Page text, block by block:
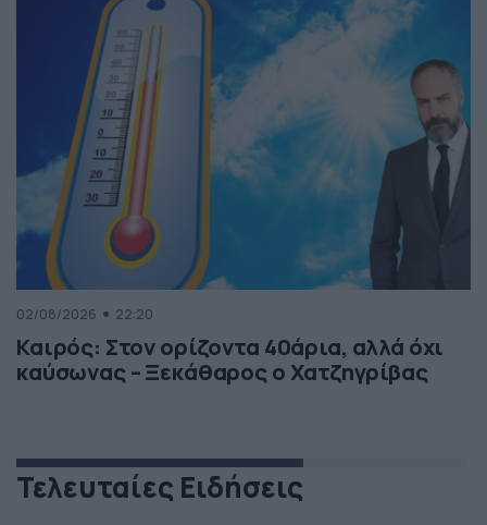
02/08/2026 22:20
Καιρός: Στον ορίζοντα 40άρια, αλλά όχι
καύσωνας – Ξεκάθαρος ο Χατζηγρίβας
Τελευταίες Ειδήσεις